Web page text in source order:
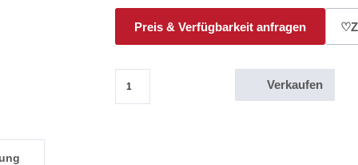
Preis & Verfügbarkeit anfragen ♡
1/10 Oz Goldmünze Krügerrand 1982 Menge
Verkaufen